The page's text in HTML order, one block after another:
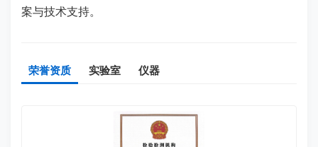
案与技术支持。
荣誉资质 实验室 仪器